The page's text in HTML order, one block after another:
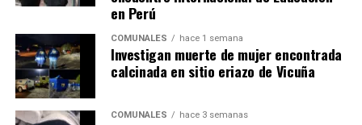
en Perú
COMUNALES hace 1 semana
Investigan muerte de mujer encontrada
calcinada en sitio eriazo de Vicuña
COMUNALES hace 3 semanas